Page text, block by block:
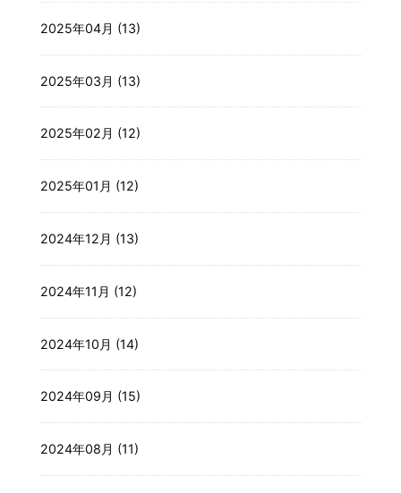
2025年04月 (13)
2025年03月 (13)
2025年02月 (12)
2025年01月 (12)
2024年12月 (13)
2024年11月 (12)
2024年10月 (14)
2024年09月 (15)
2024年08月 (11)